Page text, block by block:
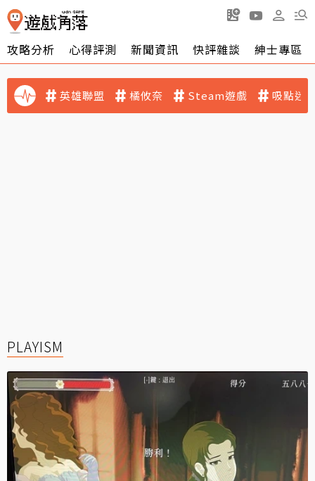
攻略分析 心得評測 新聞資訊 快評雜談 紳士專區
英雄聯盟 橘攸奈 Steam遊戲 吸點迷
PLAYISM